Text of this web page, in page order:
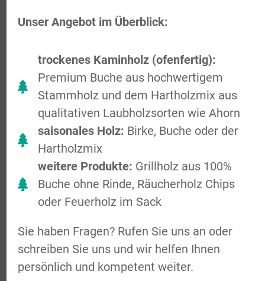
Unser Angebot im Überblick:
trockenes Kaminholz (ofenfertig):
Premium Buche aus hochwertigem
Stammholz und dem Hartholzmix aus
qualitativen Laubholzsorten wie Ahorn
saisonales Holz: Birke, Buche oder der
Hartholzmix
weitere Produkte: Grillholz aus 100%
Buche ohne Rinde, Räucherholz Chips
oder Feuerholz im Sack
Sie haben Fragen? Rufen Sie uns an oder
schreiben Sie uns und wir helfen Ihnen
persönlich und kompetent weiter.